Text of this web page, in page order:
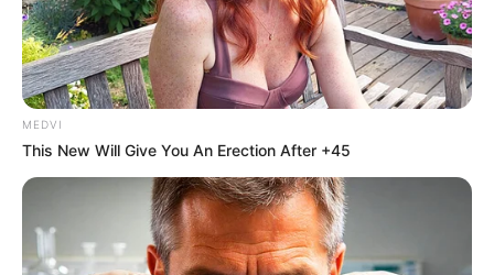
MEDVI
This New Will Give You An Erection After +45